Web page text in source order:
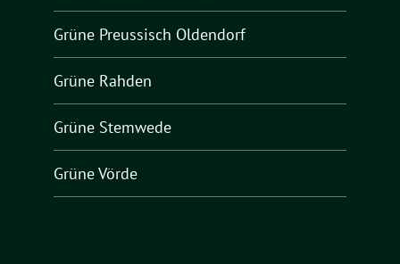
Grüne Preussisch Oldendorf
Grüne Rahden
Grüne Stemwede
Grüne Vörde